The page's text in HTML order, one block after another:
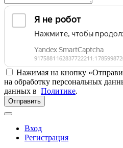
Нажимая на кнопку
на обработку персональных
данных в Политике.
Отправить
Вход
Регистрация